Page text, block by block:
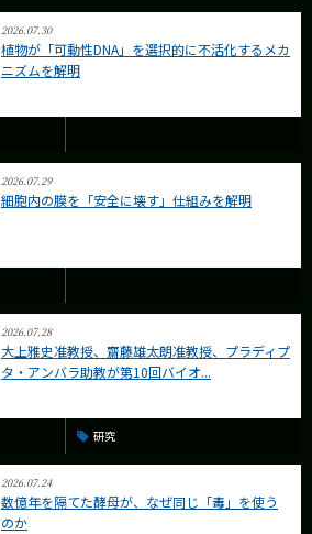
2026.07.30
植物が「可動性DNA」を選択的に不活化するメカ
ニズムを解明
2026.07.29
細胞内の膜を「安全に壊す」仕組みを解明
2026.07.28
大上雅史准教授、齋藤雄太朗准教授、プラディプ
タ・アンバラ助教が第10回バイオ...
研究
2026.07.24
数億年を隔てた酵母が、なぜ同じ「毒」を使う
のか